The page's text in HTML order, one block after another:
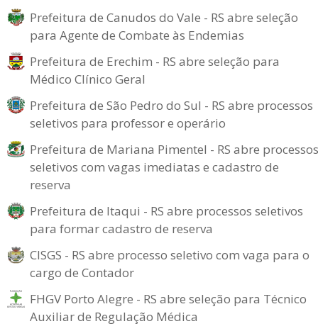
Prefeitura de Canudos do Vale - RS abre seleção
para Agente de Combate às Endemias
Prefeitura de Erechim - RS abre seleção para
Médico Clínico Geral
Prefeitura de São Pedro do Sul - RS abre processos
seletivos para professor e operário
Prefeitura de Mariana Pimentel - RS abre processos
seletivos com vagas imediatas e cadastro de
reserva
Prefeitura de Itaqui - RS abre processos seletivos
para formar cadastro de reserva
CISGS - RS abre processo seletivo com vaga para o
cargo de Contador
FHGV Porto Alegre - RS abre seleção para Técnico
Auxiliar de Regulação Médica